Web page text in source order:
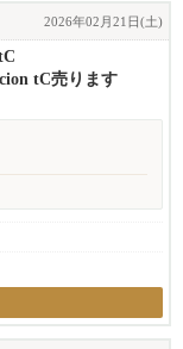
2026年02月21日(土)
tC売ります